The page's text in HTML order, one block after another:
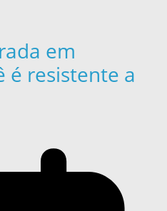
em
é resistente a